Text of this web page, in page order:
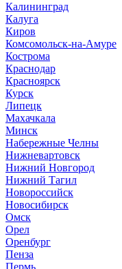
Калининград
Калуга
Киров
Комсомольск-на-Амуре
Кострома
Краснодар
Красноярск
Курск
Липецк
Махачкала
Минск
Набережные Челны
Нижневартовск
Нижний Новгород
Нижний Тагил
Новороссийск
Новосибирск
Омск
Орел
Оренбург
Пенза
Пермь